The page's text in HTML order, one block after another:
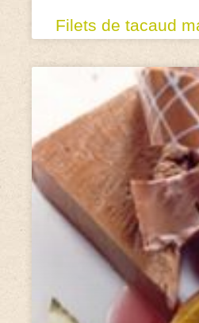
Filets de tacaud